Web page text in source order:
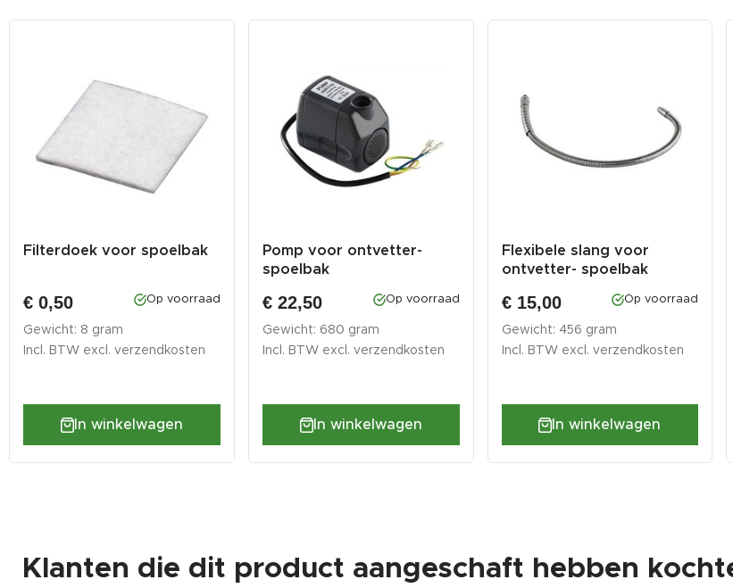
Filterdoek voor spoelbak
€ 0,50 Op voorraad
Gewicht: 8 gram
Incl. BTW excl. verzendkosten
In winkelwagen
Pomp voor ontvetter-
spoelbak
€ 22,50 Op voorraad
Gewicht: 680 gram
Incl. BTW excl. verzendkosten
In winkelwagen
Flexibele slang voor
ontvetter- spoelbak
€ 15,00 Op voorraad
Gewicht: 456 gram
Incl. BTW excl. verzendkosten
In winkelwagen
Klanten die dit product aangeschaft hebben